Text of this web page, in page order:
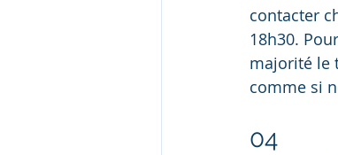
contacter
18h30.
majorité le
comme si
04